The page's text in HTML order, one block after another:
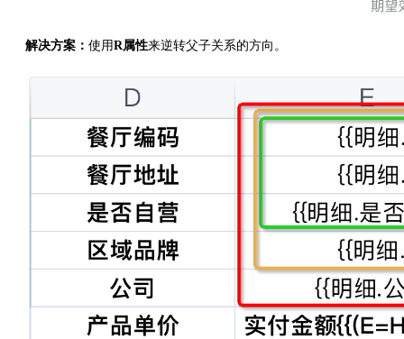
解决方案： 使用R属性来逆转父子关系的方向。